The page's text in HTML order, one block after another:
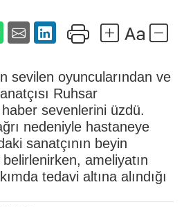
sevilen oyuncularından ve
Ruhsar
sevenlerini üzdü.
nedeniyle hastaneye
sanatçının beyin
ameliyatın
tedavi altına alındığı